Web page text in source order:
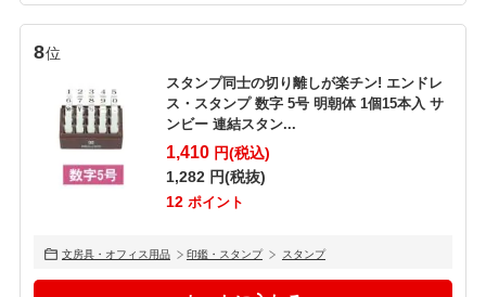
8位
スタンプ同士の切り離しが楽チン! エンドレ
ス・スタンプ 数字 5号 明朝体 1個15本入 サ
ンビー 連結スタン...
1,410円(税込)
1,282円(税抜)
12 ポイント
文房具・オフィス用品 印鑑・スタンプ スタンプ